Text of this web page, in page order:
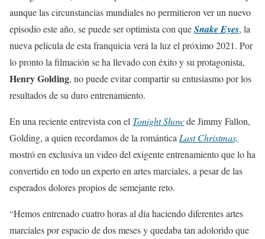
aunque las circunstancias mundiales no permitieron ver un nuevo
episodio este año, se puede ser optimista con queSnake Eyes, la
nueva película de esta franquicia verá la luz el próximo 2021. Por
lo pronto la filmación se ha llevado con éxito y su protagonista,
Henry Golding, no puede evitar compartir su entusiasmo por los
resultados de su duro entrenamiento.
En una reciente entrevista con el Tonight Showde Jimmy Fallon,
Golding, a quien recordamos de la romántica Last Christmas,
mostró en exclusiva un video del exigente entrenamiento que lo ha
convertido en todo un experto en artes marciales, a pesar de las
esperados dolores propios de semejante reto.
“Hemos entrenado cuatro horas al día haciendo diferentes artes
marciales por espacio de dos meses y quedaba tan adolorido que